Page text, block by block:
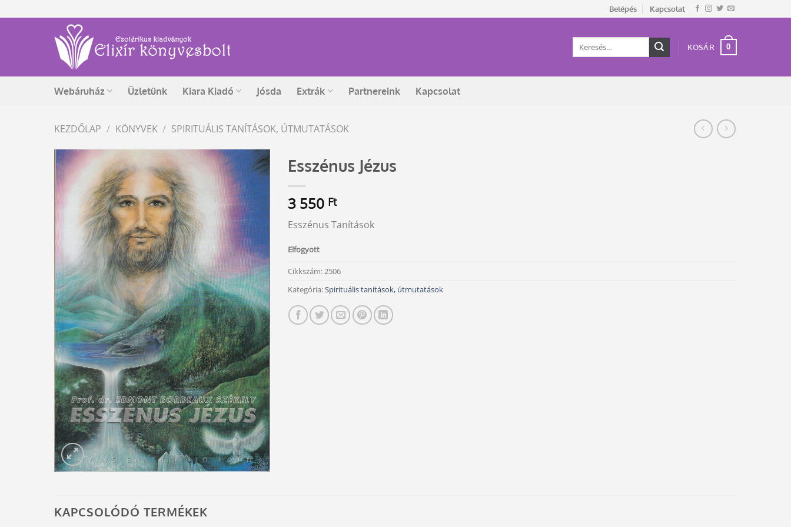
to
Belépés Kapcsolat
Keresés
KOSÁR 0
Webáruház Üzletünk Kiara Kiadó Jósda Extrák Partnereink Kapcsolat
KEZDŐLAP / KÖNYVEK / SPIRITUÁLIS TANÍTÁSOK, ÚTMUTATÁSOK
Esszénus Jézus
3 550 Ft
Esszénus Tanítások
Elfogyott
Cikkszám: 2506
Kategória:Spirituális tanítások, útmutatások
KAPCSOLÓDÓ TERMÉKEK